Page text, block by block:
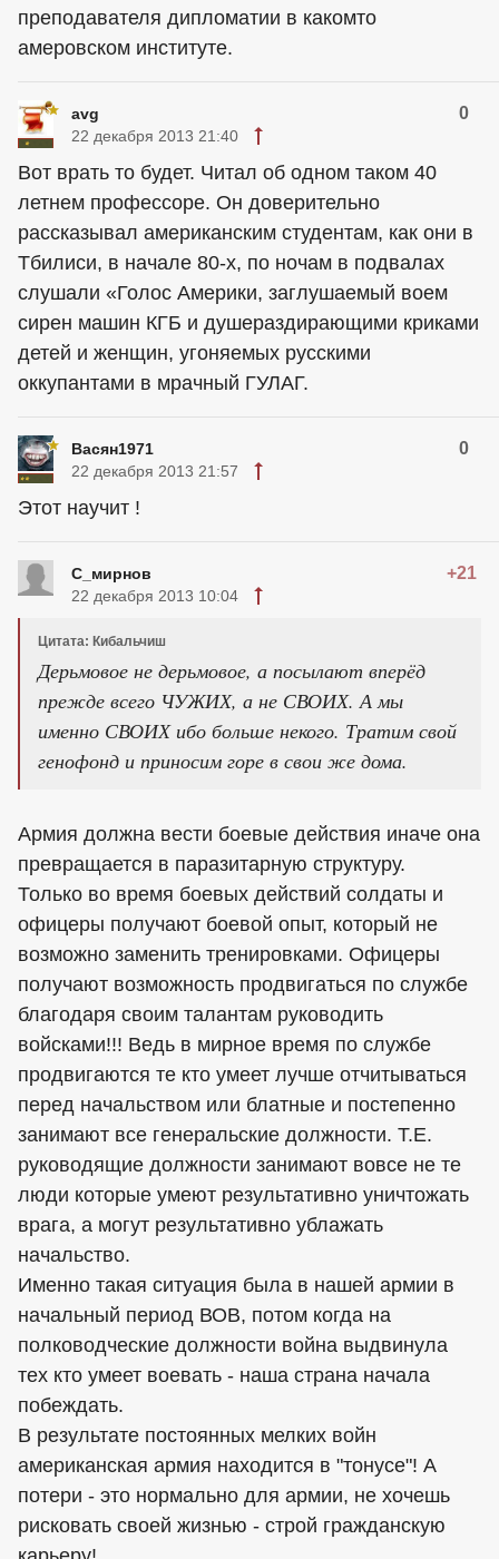
преподавателя дипломатии в какомто
амеровском институте.
avg 0
22 декабря 2013 21:40
Вот врать то будет. Читал об одном таком 40
летнем профессоре. Он доверительно
рассказывал американским студентам, как они в
Тбилиси, в начале 80-х, по ночам в подвалах
слушали «Голос Америки, заглушаемый воем
сирен машин КГБ и душераздирающими криками
детей и женщин, угоняемых русскими
оккупантами в мрачный ГУЛАГ.
Васян1971 0
22 декабря 2013 21:57
Этот научит !
С_мирнов +21
22 декабря 2013 10:04
Цитата: Кибальчиш
Дерьмовое не дерьмовое, а посылают вперёд
прежде всего ЧУЖИХ, а не СВОИХ. А мы
именно СВОИХ ибо больше некого. Тратим свой
генофонд и приносим горе в свои же дома.
Армия должна вести боевые действия иначе она
превращается в паразитарную структуру.
Только во время боевых действий солдаты и
офицеры получают боевой опыт, который не
возможно заменить тренировками. Офицеры
получают возможность продвигаться по службе
благодаря своим талантам руководить
войсками!!! Ведь в мирное время по службе
продвигаются те кто умеет лучше отчитываться
перед начальством или блатные и постепенно
занимают все генеральские должности. Т.Е.
руководящие должности занимают вовсе не те
люди которые умеют результативно уничтожать
врага, а могут результативно ублажать
начальство.
Именно такая ситуация была в нашей армии в
начальный период ВОВ, потом когда на
полководческие должности война выдвинула
тех кто умеет воевать - наша страна начала
побеждать.
В результате постоянных мелких войн
американская армия находится в "тонусе"! А
потери - это нормально для армии, не хочешь
рисковать своей жизнью - строй гражданскую